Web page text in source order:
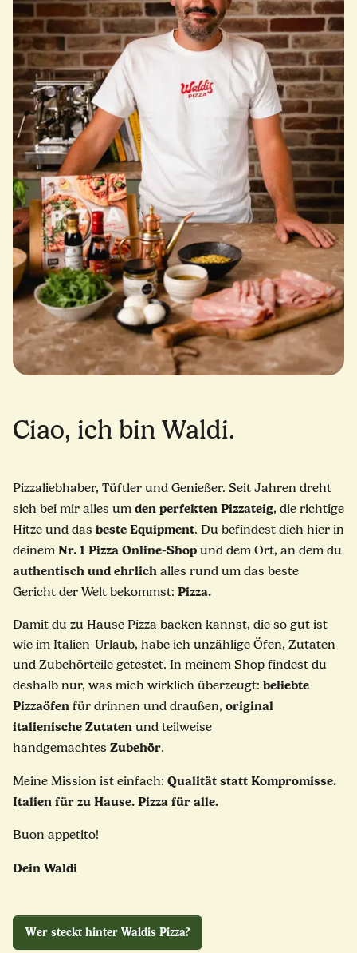
Ciao, ich bin Waldi.
Pizzaliebhaber, Tüftler und Genießer. Seit Jahren dreht
sich bei mir alles um den perfekten Pizzateig, die richtige
Hitze und das beste Equipment. Du befindest dich hier in
deinem Nr. 1 Pizza Online-Shop und dem Ort, an dem du
authentisch und ehrlich alles rund um das beste
Gericht der Welt bekommst: Pizza.
Damit du zu Hause Pizza backen kannst, die so gut ist
wie im Italien-Urlaub, habe ich unzählige Öfen, Zutaten
und Zubehörteile getestet. In meinem Shop findest du
deshalb nur, was mich wirklich überzeugt: beliebte
Pizzaöfen für drinnen und draußen, original
italienische Zutaten und teilweise
handgemachtes Zubehör.
Meine Mission ist einfach: Qualität statt Kompromisse.
Italien für zu Hause. Pizza für alle.
Buon appetito!
Dein Waldi
Wer steckt hinter Waldis Pizza?